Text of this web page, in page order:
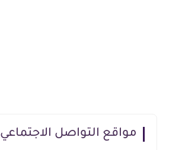
مواقع التواصل الاجتماعي